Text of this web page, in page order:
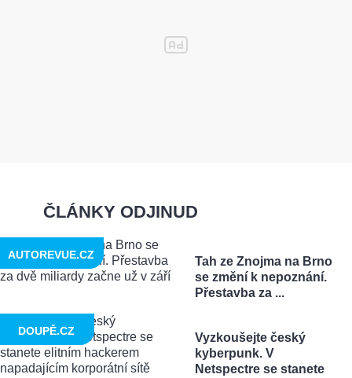
ČLÁNKY ODJINUD
Tah ze Znojma na Brno
se změní k nepoznání.
Přestavba za ...
AUTOREVUE.CZ
Vyzkoušejte český
kyberpunk. V
Netspectre se stanete
DOUPĚ.CZ